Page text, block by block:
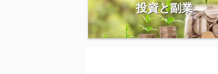
投資と副業